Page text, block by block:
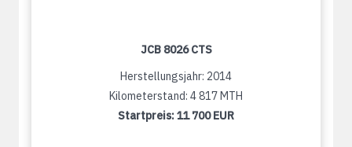
JCB 8026 CTS
Herstellungsjahr: 2014
Kilometerstand: 4 817 MTH
Startpreis:11 700 EUR